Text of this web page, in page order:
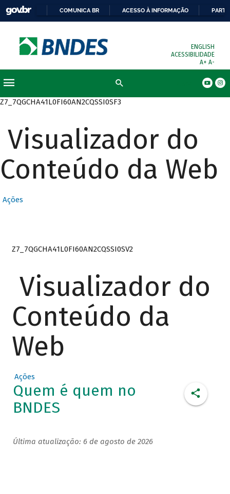
COMUNICA BR ACESSO À INFORMAÇÃO
ENGLISH
ACESSIBILIDADE
A+ A-
Z7_7QGCHA41L0FI60AN2CQSSI0SF3
Visualizador do
Conteúdo da Web
Ações
Z7_7QGCHA41L0FI60AN2CQSSI0SV2
Visualizador do
Conteúdo da
Web
Ações
Quem é quem no
BNDES
Última atualização: 6 de agosto de 2026